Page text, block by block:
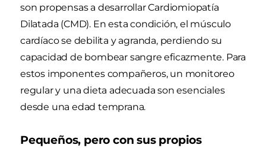
son propensas a desarrollar Cardiomiopatía
Dilatada (CMD). En esta condición, el músculo
cardíaco se debilita y agranda, perdiendo su
capacidad de bombear sangre eficazmente. Para
estos imponentes compañeros, un monitoreo
regular y una dieta adecuada son esenciales
desde una edad temprana.
Pequeños, pero con sus propios